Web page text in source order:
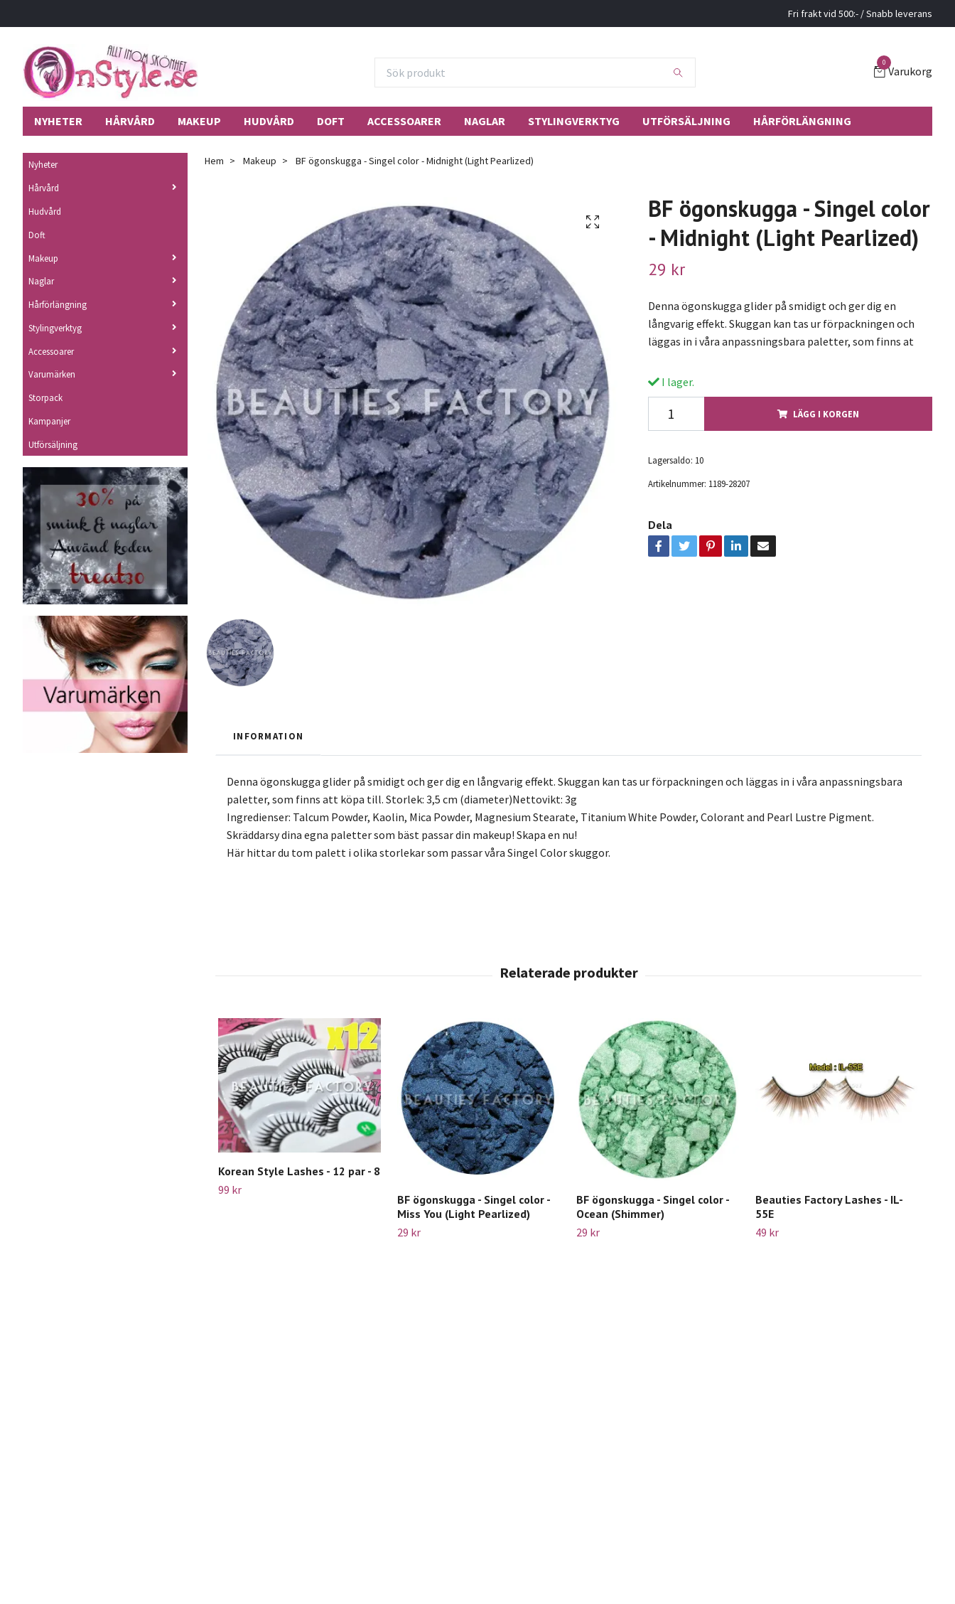
Fri frakt vid 500:- / Snabb leverans
0
Varukorg
NYHETER HÅRVÅRD MAKEUP HUDVÅRD DOFT ACCESSOARER NAGLAR STYLINGVERKTYG UTFÖRSÄLJNING HÅRFÖRLÄNGNING
Nyheter
Hårvård
Hudvård
Doft
Makeup
Naglar
Hårförlängning
Stylingverktyg
Accessoarer
Varumärken
Storpack
Kampanjer
Utförsäljning
Hem Makeup BF ögonskugga - Singel color - Midnight (Light Pearlized)
BF ögonskugga - Singel color
- Midnight (Light Pearlized)
29 kr
Denna ögonskugga glider på smidigt och ger dig en
långvarig effekt. Skuggan kan tas ur förpackningen och
läggas in i våra anpassningsbara paletter, som finns at
I lager.
LÄGG I KORGEN
Lagersaldo: 10
Artikelnummer: 1189-28207
Dela
INFORMATION
Denna ögonskugga glider på smidigt och ger dig en långvarig effekt. Skuggan kan tas ur förpackningen och läggas in i våra anpassningsbara
paletter, som finns att köpa till. Storlek: 3,5 cm (diameter)Nettovikt: 3g
Ingredienser: Talcum Powder, Kaolin, Mica Powder, Magnesium Stearate, Titanium White Powder, Colorant and Pearl Lustre Pigment.
Skräddarsy dina egna paletter som bäst passar din makeup! Skapa en nu!
Här hittar du tom palett i olika storlekar som passar våra Singel Color skuggor.
Korean Style Lashes - 12 par - 8
99 kr
BF ögonskugga - Singel color -
Miss You (Light Pearlized)
29 kr
BF ögonskugga - Singel color -
Ocean (Shimmer)
29 kr
Beauties Factory Lashes - IL-
55E
49 kr